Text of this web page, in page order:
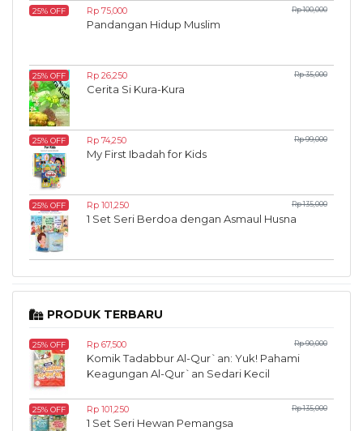
25% OFF Rp 75,000 Rp 100,000
Pandangan Hidup Muslim
25% OFF Rp 26,250 Rp 35,000
Cerita Si Kura-Kura
25% OFF Rp 74,250 Rp 99,000
My First Ibadah for Kids
25% OFF Rp 101,250 Rp 135,000
1 Set Seri Berdoa dengan Asmaul Husna
PRODUK TERBARU
25% OFF Rp 67,500 Rp 90,000
Komik Tadabbur Al-Qur`an: Yuk! Pahami
Keagungan Al-Qur`an Sedari Kecil
25% OFF Rp 101,250 Rp 135,000
1 Set Seri Hewan Pemangsa